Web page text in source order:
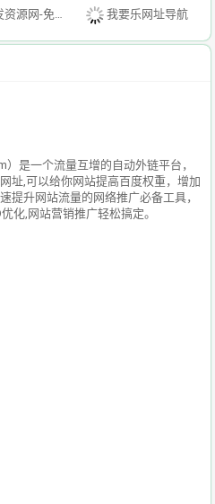
源下载-最新php源码下载-热门资源下载 我要乐网址导航
是一个流量互增的自动外链平台，
址,可以给你网站提高百度权重，增加
提升网站流量的网络推广必备工具，
化,网站营销推广轻松搞定。